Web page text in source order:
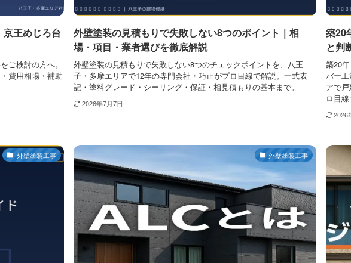
王めじろ台
ご検討の方へ。
費用相場・補助
外壁塗装の見積もりで失敗しない8つのポイント｜相
場・項目・業者選びを徹底解説
外壁塗装の見積もりで失敗しない8つのチェックポイントを、八王
子・多摩エリアで12年の専門会社・巧正がプロ目線で解説。一式表
記・塗料グレード・シーリング・保証・相見積もりの基本まで。
2026年7月7日
築20
と判
築20
バー
アで
ロ目線
2026
外壁塗装工事 外壁塗装工事